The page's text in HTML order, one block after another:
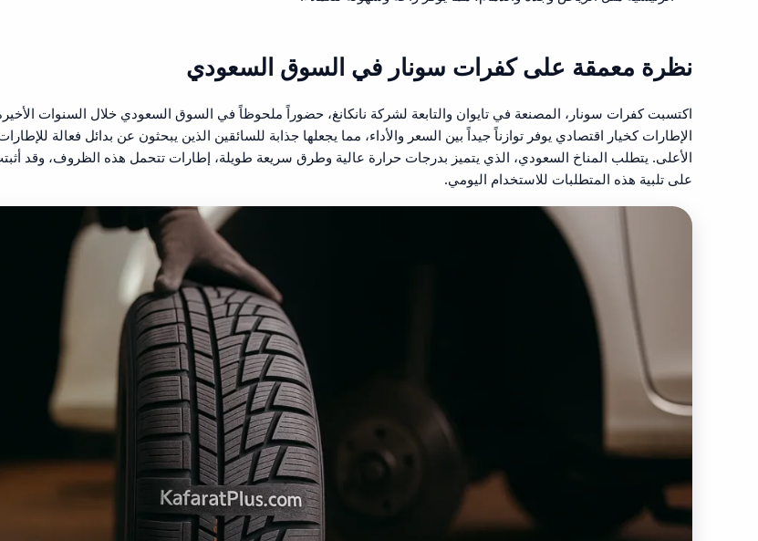
نظرة معمقة على كفرات سونار في السوق السعودي
اكتسبت كفرات سونار، المصنعة في تايوان والتابعة لشركة نانكانغ، حضوراً ملحوظاً في السوق السعودي خلال السنوات
الإطارات كخيار اقتصادي يوفر توازناً جيداً بين السعر والأداء، مما يجعلها جذابة للسائقين الذين يبحثون عن بدائل فعالة
الأعلى. يتطلب المناخ السعودي، الذي يتميز بدرجات حرارة عالية وطرق سريعة طويلة، إطارات تتحمل هذه الظروف، وقد
على تلبية هذه المتطلبات للاستخدام اليومي.